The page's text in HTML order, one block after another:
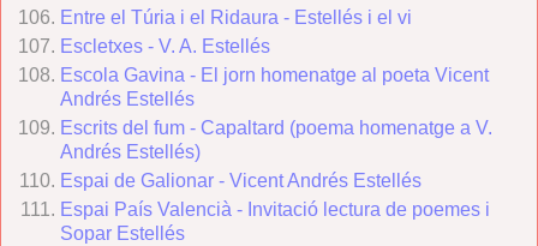
Entre el Túria i el Ridaura - Estellés i el vi
Escletxes - V. A. Estellés
Escola Gavina - El jorn homenatge al poeta Vicent
Andrés Estellés
Escrits del fum - Capaltard (poema homenatge a V.
Andrés Estellés)
Espai de Galionar - Vicent Andrés Estellés
Espai País Valencià - Invitació lectura de poemes i
Sopar Estellés